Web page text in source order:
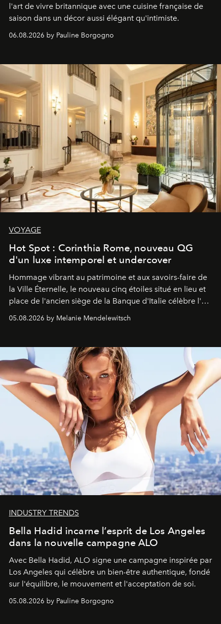
l'art de vivre britannique avec une cuisine française de
saison dans un décor aussi élégant qu'intimiste.
06.08.2026 by Pauline Borgogno
VOYAGE
Hot Spot : Corinthia Rome, nouveau QG
d'un luxe intemporel et undercover
Hommage vibrant au patrimoine et aux savoirs-faire de
la Ville Éternelle, le nouveau cinq étoiles situé en lieu et
place de l'ancien siège de la Banque d'Italie célèbre l'art
de vivre Romain dans toute son élégance intemporelle.
05.08.2026 by Melanie Mendelewitsch
INDUSTRY TRENDS
Bella Hadid incarne l’esprit de Los Angeles
dans la nouvelle campagne ALO
Avec Bella Hadid, ALO signe une campagne inspirée par
Los Angeles qui célèbre un bien-être authentique, fondé
sur l'équilibre, le mouvement et l'acceptation de soi.
05.08.2026 by Pauline Borgogno